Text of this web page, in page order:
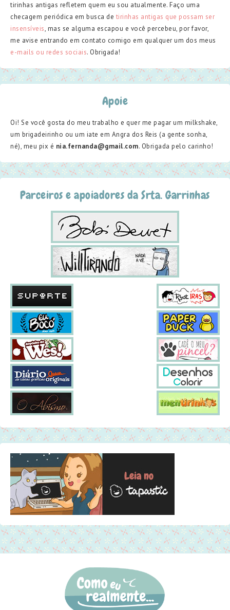
tirinhas antigas refletem quem eu sou atualmente. Faço uma
checagem periódica em busca de tirinhas antigas que possam ser
insensíveis, mas se alguma escapou e você percebeu, por favor,
me avise entrando em contato comigo em qualquer um dos meus
e-mails ou redes sociais. Obrigada!
Apoie
Oi! Se você gosta do meu trabalho e quer me pagar um milkshake,
um brigadeirinho ou um iate em Angra dos Reis (a gente sonha,
né), meu pix é nia.fernanda@gmail.com. Obrigada pelo carinho!
Parceiros e apoiadores da Srta. Garrinhas